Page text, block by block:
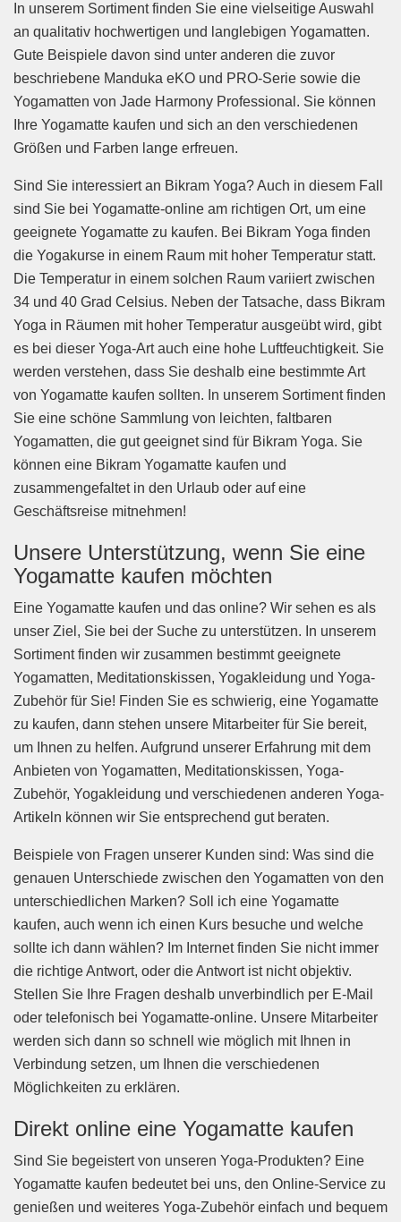
In unserem Sortiment finden Sie eine vielseitige Auswahl
an qualitativ hochwertigen und langlebigen Yogamatten.
Gute Beispiele davon sind unter anderen die zuvor
beschriebene Manduka eKO und PRO-Serie sowie die
Yogamatten von Jade Harmony Professional. Sie können
Ihre Yogamatte kaufen und sich an den verschiedenen
Größen und Farben lange erfreuen.
Sind Sie interessiert an Bikram Yoga? Auch in diesem Fall
sind Sie bei Yogamatte-online am richtigen Ort, um eine
geeignete Yogamatte zu kaufen. Bei Bikram Yoga finden
die Yogakurse in einem Raum mit hoher Temperatur statt.
Die Temperatur in einem solchen Raum variiert zwischen
34 und 40 Grad Celsius. Neben der Tatsache, dass Bikram
Yoga in Räumen mit hoher Temperatur ausgeübt wird, gibt
es bei dieser Yoga-Art auch eine hohe Luftfeuchtigkeit. Sie
werden verstehen, dass Sie deshalb eine bestimmte Art
von Yogamatte kaufen sollten. In unserem Sortiment finden
Sie eine schöne Sammlung von leichten, faltbaren
Yogamatten, die gut geeignet sind für Bikram Yoga. Sie
können eine Bikram Yogamatte kaufen und
zusammengefaltet in den Urlaub oder auf eine
Geschäftsreise mitnehmen!
Unsere Unterstützung, wenn Sie eine
Yogamatte kaufen möchten
Eine Yogamatte kaufen und das online? Wir sehen es als
unser Ziel, Sie bei der Suche zu unterstützen. In unserem
Sortiment finden wir zusammen bestimmt geeignete
Yogamatten, Meditationskissen, Yogakleidung und Yoga-
Zubehör für Sie! Finden Sie es schwierig, eine Yogamatte
zu kaufen, dann stehen unsere Mitarbeiter für Sie bereit,
um Ihnen zu helfen. Aufgrund unserer Erfahrung mit dem
Anbieten von Yogamatten, Meditationskissen, Yoga-
Zubehör, Yogakleidung und verschiedenen anderen Yoga-
Artikeln können wir Sie entsprechend gut beraten.
Beispiele von Fragen unserer Kunden sind: Was sind die
genauen Unterschiede zwischen den Yogamatten von den
unterschiedlichen Marken? Soll ich eine Yogamatte
kaufen, auch wenn ich einen Kurs besuche und welche
sollte ich dann wählen? Im Internet finden Sie nicht immer
die richtige Antwort, oder die Antwort ist nicht objektiv.
Stellen Sie Ihre Fragen deshalb unverbindlich per E-Mail
oder telefonisch bei Yogamatte-online. Unsere Mitarbeiter
werden sich dann so schnell wie möglich mit Ihnen in
Verbindung setzen, um Ihnen die verschiedenen
Möglichkeiten zu erklären.
Direkt online eine Yogamatte kaufen
Sind Sie begeistert von unseren Yoga-Produkten? Eine
Yogamatte kaufen bedeutet bei uns, den Online-Service zu
genießen und weiteres Yoga-Zubehör einfach und bequem